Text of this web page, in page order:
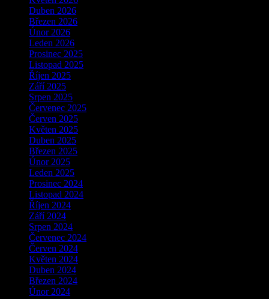
Duben 2026
Březen 2026
Únor 2026
Leden 2026
Prosinec 2025
Listopad 2025
Říjen 2025
Září 2025
Srpen 2025
Červenec 2025
Červen 2025
Květen 2025
Duben 2025
Březen 2025
Únor 2025
Leden 2025
Prosinec 2024
Listopad 2024
Říjen 2024
Září 2024
Srpen 2024
Červenec 2024
Červen 2024
Květen 2024
Duben 2024
Březen 2024
Únor 2024